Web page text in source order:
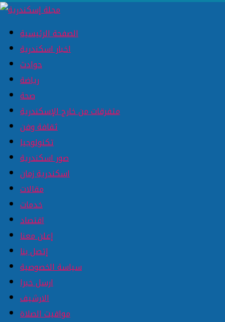
الصفحة الرئيسية
اخبار اسكندرية
حوادث
رياضة
صحة
متفرقات من خارج الإسكندرية
ثقافة وفن
تكنولوجيا
صور اسكندرية
اسكندرية زمان
مقالات
خدمات
اقتصاد
إعلن معنا
إتصل بنا
سياسة الخصوصية
ارسل خبرا
الارشيف
مواقيت الصلاة